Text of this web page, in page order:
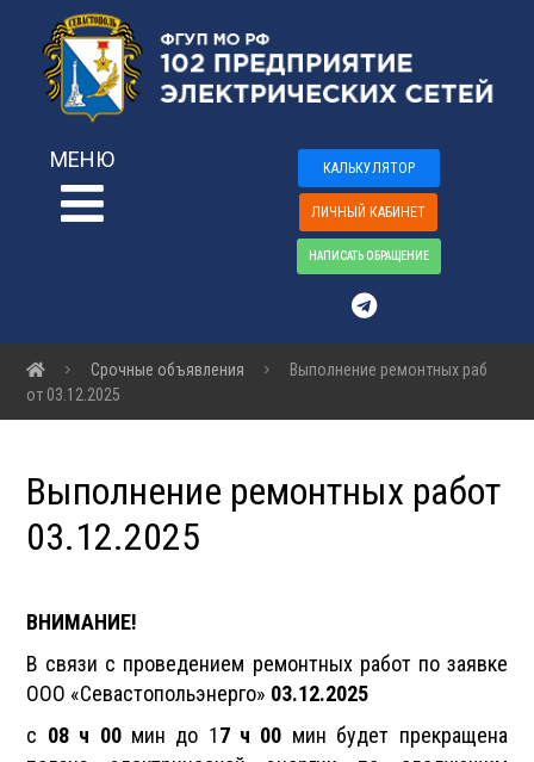
МЕНЮ КАЛЬКУЛЯТОР
ЛИЧНЫЙ КАБИНЕТ
НАПИСАТЬ ОБРАЩЕНИЕ
Срочные объявления
Выполнение ремонтных раб
от 03.12.2025
Выполнение ремонтных работ
03.12.2025
ВНИМАНИЕ!
В связи с проведением ремонтных работ по заявке
ООО «Севастопольэнерго» 03.12.2025
с 08 ч 00мин до 17 ч 00 мин будет прекращена